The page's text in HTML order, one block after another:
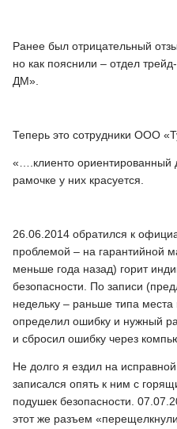
Ранее был отрицательный
но как пояснили – отдел
ДМ».
Теперь это сотрудники ООО
«….клиенто ориентированный
рамочке у них красуется.
26.06.2014 обратился к
проблемой – на гарантийной
меньше года назад) горит
безопасности. По записи
недельку – раньше типа места
определил ошибку и нужный
и сбросил ошибку через
Не долго я ездил на
записался опять к ним с
подушек безопасности.
этот же разъем